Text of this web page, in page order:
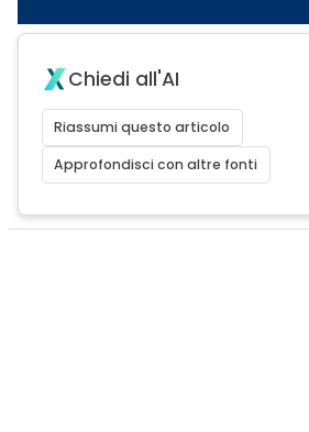
Chiedi all'AI
Riassumi questo articolo
Approfondisci con altre fonti